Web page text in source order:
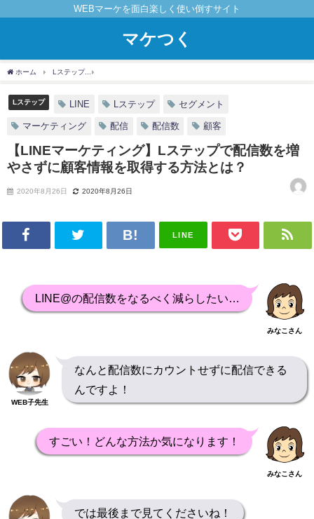
WEBマーケを面白楽しく使い倒すサイト
マケつく
ホーム Lステップ
Lステップ LINE Lステップ セグメント
マーケティング 配信 配信数 顧客
【LINEマーケティング】Lステップで配信数を増
やさずに顧客情報を取得する方法とは？
2020年8月26日 2020年8月26日
LINE
LINE@の配信数をなるべく減らしたい…
みなこさん
WEB子先生
なんと配信数にカウントせずに配信できる
んですよ！
すごい！どんな方法か気になります！
みなこさん
では最後まで見てくださいね！